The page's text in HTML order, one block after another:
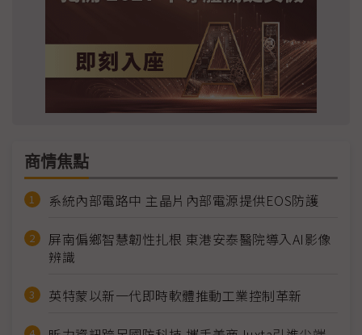
商情焦點
系統內部電路中 主晶片內部電源提供EOS防護
屏南偏鄉智慧韌性扎根 東港安泰醫院導入AI影像
辨識
英特蒙以新一代即時軟體推動工業控制革新